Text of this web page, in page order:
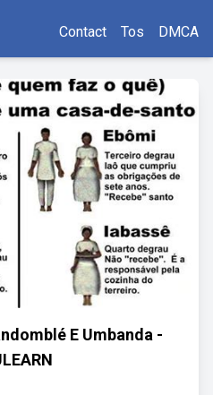
Contact Tos DMCA
E Umbanda -